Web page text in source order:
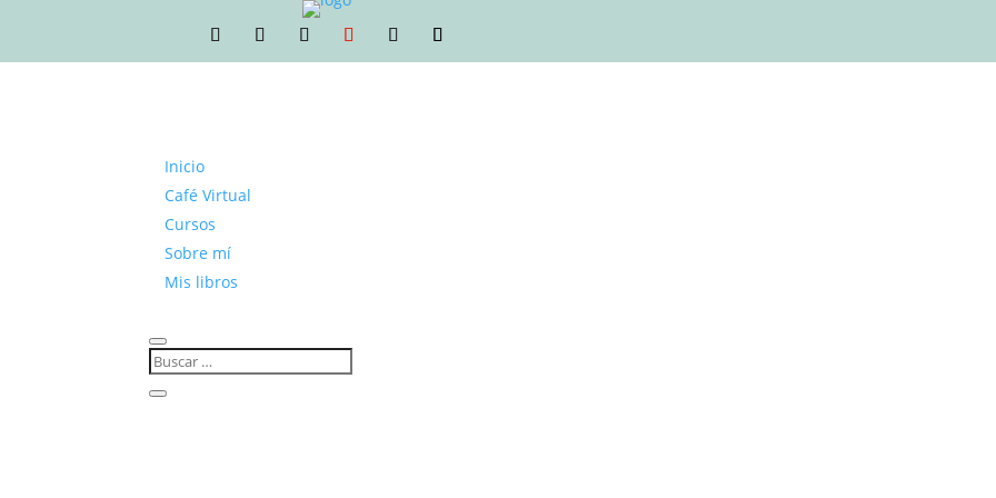
Inicio
Café Virtual
Cursos
Sobre mí
Mis libros